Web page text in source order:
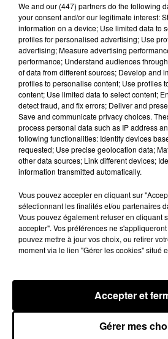
Voir cette publication
I’m defending our family.
Une publication partagée par
Game of Thrones
cinéma ?
pour les fans, George RR
confié sur une probable
Thronesau cinéma."À
pas à moi de décider car c’est
trois grands films, mais les
, a-t-il ainsi
We and our (447) partnersdo the following
your consent and/or our legitimate interest:
information on a device; Use limited data to
profiles for personalised advertising; Use
advertising; Measure advertising
performance; Understand audiences
of data from different sources; Develop and
profiles to personalise content; Use profiles
content; Use limited data to select content;
detect fraud, and fix errors; Deliver and
Save and communicate privacy choices.
process personal data such as IP address
following functionalities: Identify devices
requested; Use precise geolocation data;
other data sources; Link different devices;
information transmitted automatically.
Vous pouvez accepter en cliquant sur
sélectionnant les finalités et/ou partenaires
Vous pouvez également refuser en cliquant
accepter". Vos préférences ne
pouvez mettre à jour vos choix, ou retirer
moment via le lien "Gérer les cookies" situé
Gérer mes
Accepter et